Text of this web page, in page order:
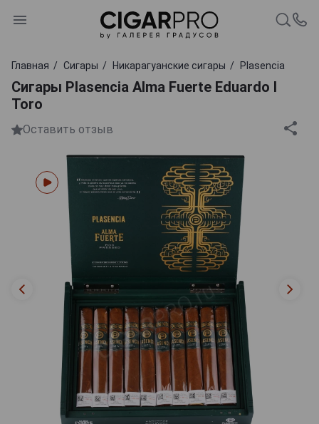
Главная Сигары Никарагуанские сигары Plasencia
Сигары Plasencia Alma Fuerte Eduardo I
Toro
Оставить отзыв